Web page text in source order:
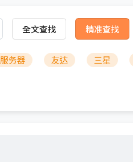
全文查找 精准查找
服务器 友达 三星